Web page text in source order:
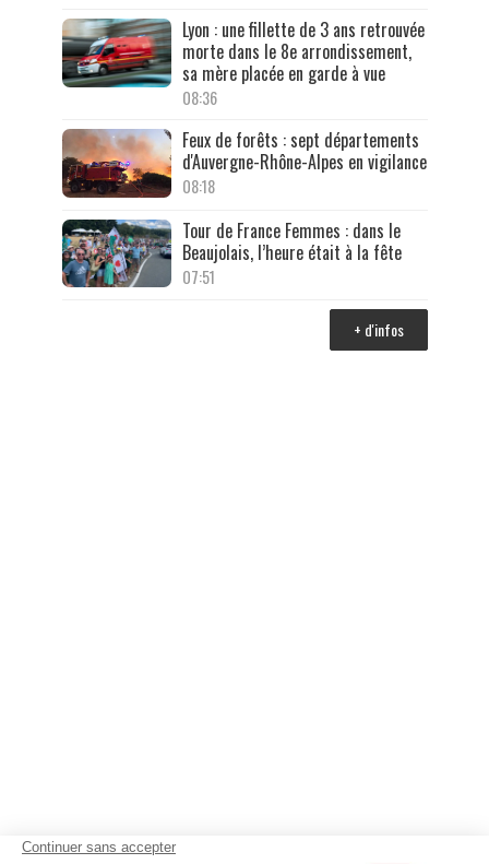
Lyon : une fillette de 3 ans retrouvée
morte dans le 8e arrondissement,
sa mère placée en garde à vue
08:36
Feux de forêts : sept départements
d'Auvergne-Rhône-Alpes en vigilance
08:18
Tour de France Femmes : dans le
Beaujolais, l’heure était à la fête
07:51
+ d'infos